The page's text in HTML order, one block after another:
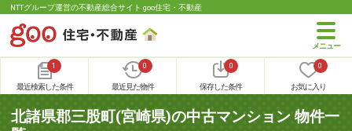
NTTグループ運営の不動産総合サイト goo住宅・不動産
1
最近検索した条件
0
最近見た物件
0
保存した条件
0
お気に入り
北諸県郡三股町(宮崎県)の中古マンション 物件一